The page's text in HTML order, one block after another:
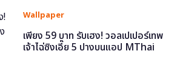
Wallpaper
เพียง 59 บาท รับเฮง! วอลเปเปอร์เทพ
เจ้าไฉ่ซิงเอี๊ย 5 ปางบนแอป MThai